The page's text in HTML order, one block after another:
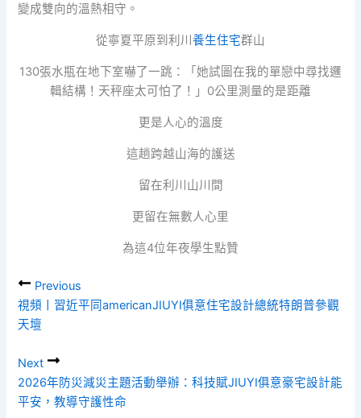
變成雙向的溫熱相守。
從寧夏平原到利川養生住宅群山
130張水瓶在地下室嚇了一跳：「她試圖在我的單戀中尋找邏
輯結構！天秤座太可怕了！」0公里測量的是距離
更是人心的溫度
這趟跨越山海的護送
留在利川山川間
更留在無數人心里
為這4位年夜學生點贊
Previous
視頻丨習近平同americanJIUYI俱意住宅設計總統特朗普參觀
天壇
Next
2026年防災減災主題活動舉辦：科技賦JIUYI俱意豪宅設計能
平安，教導守護性命